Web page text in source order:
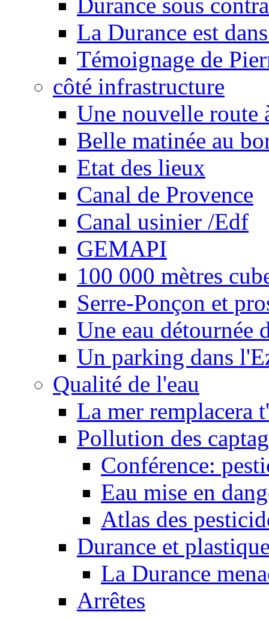
Durance sous
La Durance est
Témoignage de
côté infrastructure
Une nouvelle route
Belle matinée au
Etat des lieux
Canal de Provence
Canal usinier /Edf
GEMAPI
100 000 mètres
Serre-Ponçon et
Une eau détournée
Un parking dans
Qualité de l'eau
La mer remplacera
Pollution des
Conférence:
Eau mise en
Atlas des
Durance et
La Durance
Arrêtes